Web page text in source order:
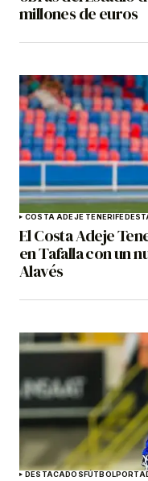
millones de euros
COSTA ADEJE TENERIFE
El Costa Adeje
en Tafalla con un
Alavés
DESTACADOSFÚTBOL